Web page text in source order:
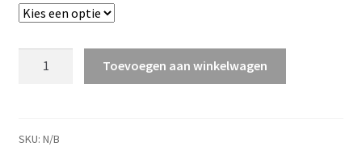
Kit
Toevoegen aan winkelwagen
SKU: N/B